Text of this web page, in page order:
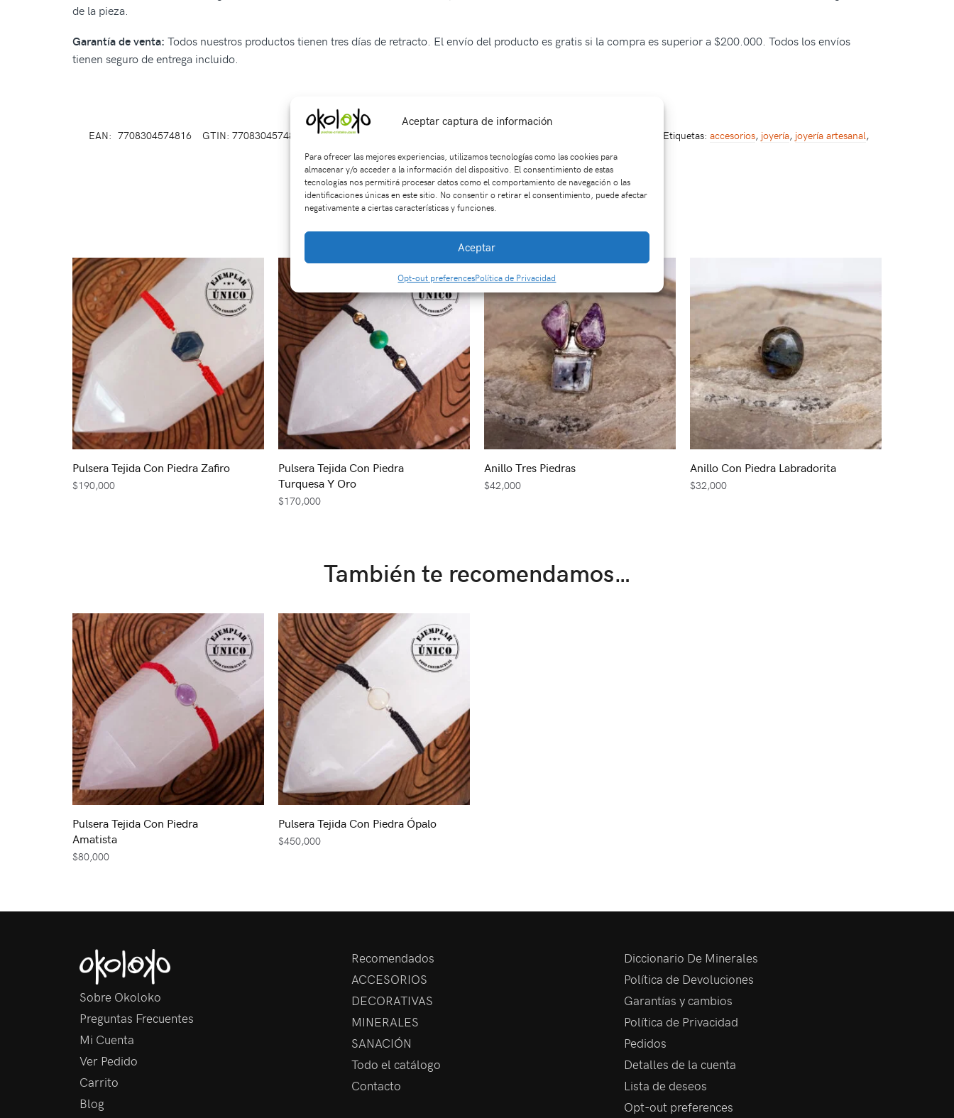
Aceptar captura de información
Para ofrecer las mejores experiencias, utilizamos tecnologías como las cookies para
almacenar y/o acceder a la información del dispositivo. El consentimiento de estas
tecnologías nos permitirá procesar datos como el comportamiento de navegación o las
identificaciones únicas en este sitio. No consentir o retirar el consentimiento, puede afectar
negativamente a ciertas características y funciones.
Aceptar
Opt-out preferencesPolítica de Privacidad
de la pieza.
Garantía de venta: Todos nuestros productos tienen tres días de retracto. El envío del producto es gratis si la compra es superior a $200.000. Todos los envíos
tienen seguro de entrega incluido.
EAN: 7708304574816 GTIN: 7708304574816 SKU: Pu2648 Etiquetas: accesorios, joyería, joyería artesanal,
Productos relacionados
Pulsera Tejida Con Piedra Zafiro
$190,000
Pulsera Tejida Con Piedra
Turquesa Y Oro
$170,000
Anillo Tres Piedras
$42,000
Anillo Con Piedra Labradorita
$32,000
También te recomendamos…
Pulsera Tejida Con Piedra
Amatista
$80,000
Pulsera Tejida Con Piedra Ópalo
$450,000
Sobre Okoloko
Preguntas Frecuentes
Mi Cuenta
Ver Pedido
Carrito
Blog
Recomendados
ACCESORIOS
DECORATIVAS
MINERALES
SANACIÓN
Todo el catálogo
Contacto
Diccionario De Minerales
Política de Devoluciones
Garantías y cambios
Política de Privacidad
Pedidos
Detalles de la cuenta
Lista de deseos
Opt-out preferences